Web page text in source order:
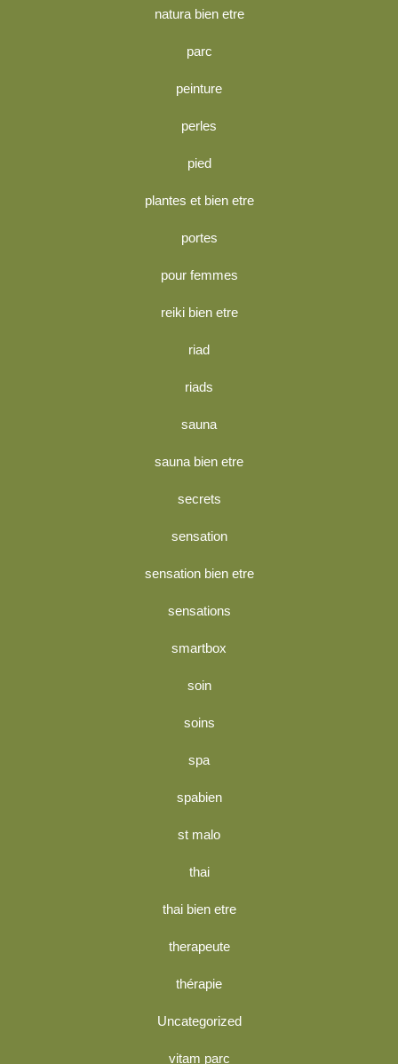
natura bien etre
parc
peinture
perles
pied
plantes et bien etre
portes
pour femmes
reiki bien etre
riad
riads
sauna
sauna bien etre
secrets
sensation
sensation bien etre
sensations
smartbox
soin
soins
spa
spabien
st malo
thai
thai bien etre
therapeute
thérapie
Uncategorized
vitam parc